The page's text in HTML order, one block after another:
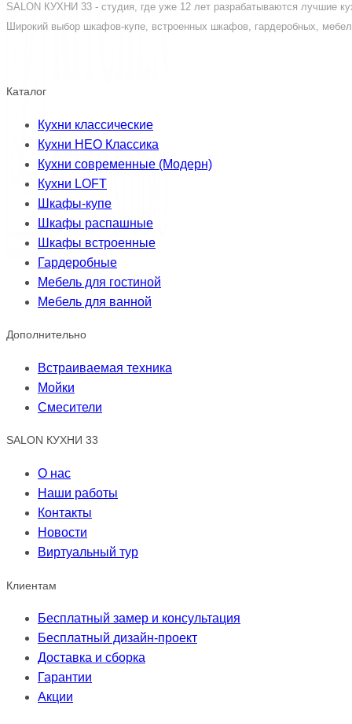
SALON КУХНИ 33 - студия, где уже 12 лет разрабатываются лучшие
Широкий выбор шкафов-купе, встроенных шкафов, гардеробных,
Каталог
Кухни классические
Кухни НЕО Классика
Кухни современные (Модерн)
Кухни LOFT
Шкафы-купе
Шкафы распашные
Шкафы встроенные
Гардеробные
Мебель для гостиной
Мебель для ванной
Дополнительно
Встраиваемая техника
Мойки
Смесители
SALON КУХНИ 33
О нас
Наши работы
Контакты
Новости
Виртуальный тур
Клиентам
Бесплатный замер и консультация
Бесплатный дизайн-проект
Доставка и сборка
Гарантии
Акции